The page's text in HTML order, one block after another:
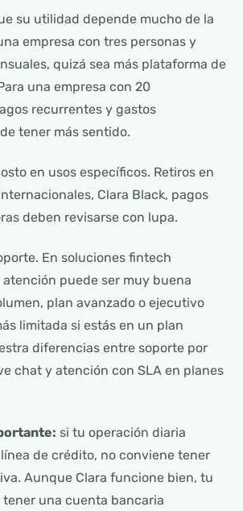
su utilidad depende mucho de la
empresa con tres personas y
quizá sea más plataforma de
una empresa con 20
recurrentes y gastos
tener más sentido.
en usos específicos. Retiros en
Clara Black, pagos
deben revisarse con lupa.
En soluciones fintech
atención puede ser muy buena
plan avanzado o ejecutivo
limitada si estás en un plan
diferencias entre soporte por
chat y atención con SLA en planes
si tu operación diaria
de crédito, no conviene tener
Aunque Clara funcione bien, tu
una cuenta bancaria